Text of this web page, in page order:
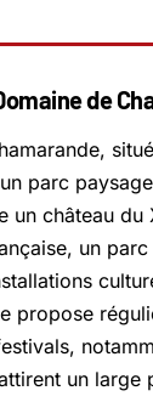
de
parc
un château du
un
propose
un large